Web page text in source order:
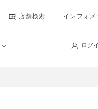
店舗検索 インフォメ
ログ